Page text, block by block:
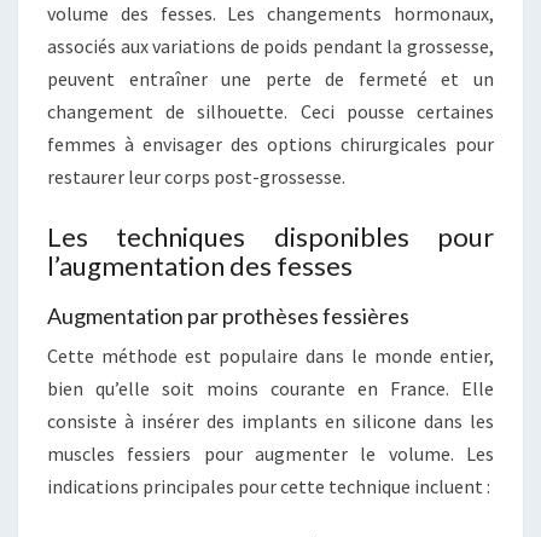
volume des fesses. Les changements hormonaux,
associés aux variations de poids pendant la grossesse,
peuvent entraîner une perte de fermeté et un
changement de silhouette. Ceci pousse certaines
femmes à envisager des options chirurgicales pour
restaurer leur corps post-grossesse.
Les techniques disponibles pour
l’augmentation des fesses
Augmentation par prothèses fessières
Cette méthode est populaire dans le monde entier,
bien qu’elle soit moins courante en France. Elle
consiste à insérer des implants en silicone dans les
muscles fessiers pour augmenter le volume. Les
indications principales pour cette technique incluent :